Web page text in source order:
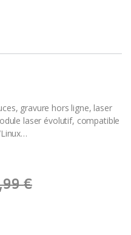
gravure hors ligne, laser
laser évolutif, compatible
€